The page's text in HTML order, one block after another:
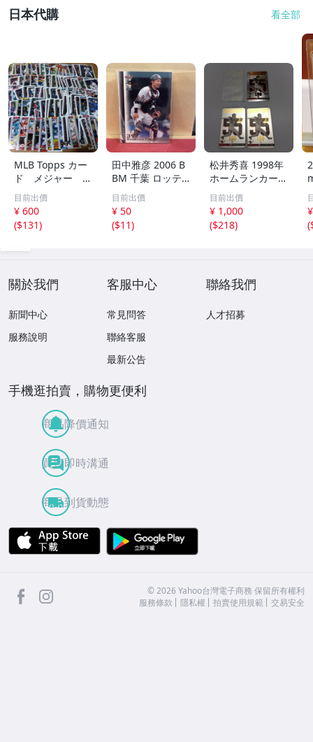
日本代購 看全部
MLB Topps カー
ド メジャー 1
00枚 2
目前出價
¥ 600
($131)
田中雅彦 2006 B
BM 千葉 ロッテ
マリーンズ トレ
カ プロ野球 カー
ド M37 スポーツ
アスリート トレ
目前出價
¥ 50
($11)
松井秀喜 1998年
ホームランカード
150号 記念カード
3枚セット 読売ジ
ャイアンツ 日本
テレビ 劇空間プ
目前出價
¥ 1,000
($218)
(
關於我們
新聞中心
服務說明
客服中心
常見問答
聯絡客服
最新公告
聯絡我們
人才招募
手機逛拍賣，購物更便利
商品降價通知
買賣即時溝通
商品到貨動態
APP Store
facebook ©2026 Yahoo台灣電子商務 保留所有權利
服務條款
隱私權 拍賣使用規範 交易安全